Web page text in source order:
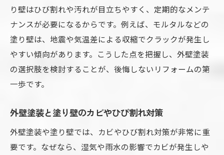
り壁はひび割れや汚れが目立ちやすく、定期的なメンテ
ナンスが必要になるからです。例えば、モルタルなどの
塗り壁は、地震や気温差による収縮でクラックが発生し
やすい傾向があります。こうした点を把握し、外壁塗装
の選択肢を検討することが、後悔しないリフォームの第
一歩です。
外壁塗装と塗り壁のカビやひび割れ対策
外壁塗装や塗り壁では、カビやひび割れ対策が非常に重
要です。なぜなら、湿気や雨水の影響でカビが発生しや